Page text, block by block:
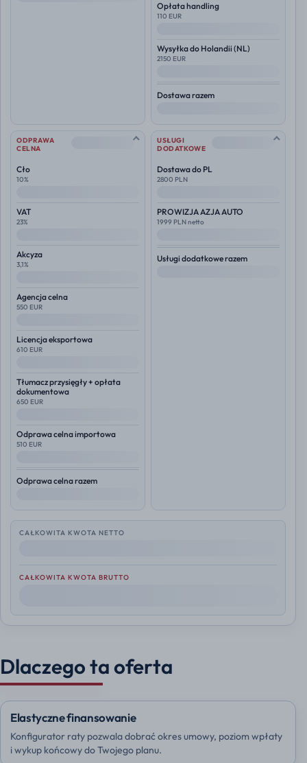
Opłata handling
110 EUR
Wysyłka do Holandii (NL)
2150 EUR
Dostawa razem
ODPRAWA
CELNA
--
Cło
10%
VAT
23%
Akcyza
3,1%
Agencja celna
550 EUR
Licencja eksportowa
610 EUR
Tłumacz przysięgły + opłata
dokumentowa
650 EUR
Odprawa celna importowa
510 EUR
Odprawa celna razem
USŁUGI
DODATKOWE
--
Dostawa do PL
2800 PLN
PROWIZJA AZJA AUTO
1999 PLN netto
Usługi dodatkowe razem
CAŁKOWITA KWOTA NETTO
CAŁKOWITA KWOTA BRUTTO
Dlaczego ta oferta
Elastyczne finansowanie
Konfigurator raty pozwala dobrać okres umowy, poziom wpłaty
i wykup końcowy do Twojego planu.